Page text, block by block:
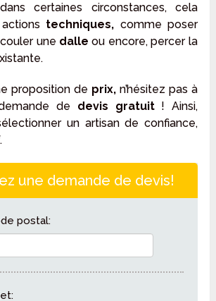
certaines circonstances, cela
techniques, comme poser
une dalle ou encore, percer la
proposition de prix,n’hésitez pas à
de devis gratuit! Ainsi,
un artisan de confiance,
une demande de devis!
postal: